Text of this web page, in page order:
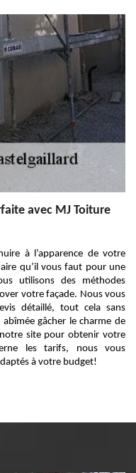
avec MJ Toiture
à l’apparence de votre
qu’il vous faut pour une
utilisons des méthodes
votre façade. Nous vous
détaillé, tout cela sans
gâcher le charme de
site pour obtenir votre
les tarifs, nous vous
à votre budget!